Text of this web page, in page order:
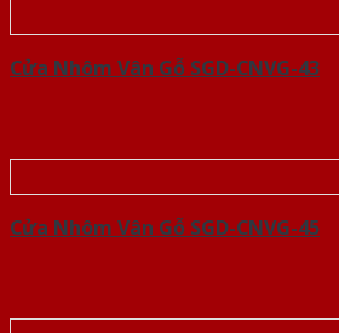
Cửa Nhôm Vân Gỗ SGD-CNVG-43
Cửa Nhôm Vân Gỗ SGD-CNVG-45